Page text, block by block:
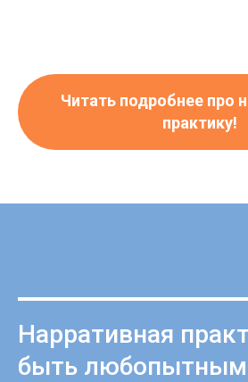
Читать подробнее про
практику!
Нарративная
быть